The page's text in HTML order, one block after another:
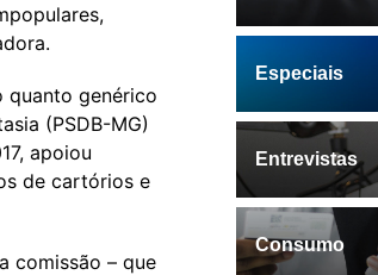
quanto genérico
(PSDB-MG)
apoiou
de cartórios e
comissão – que
Especiais
Entrevistas
Consumo